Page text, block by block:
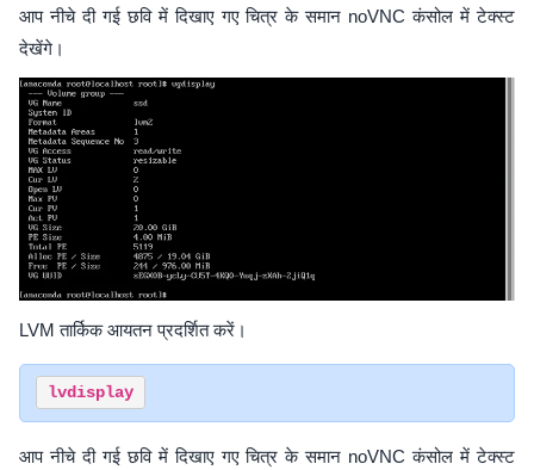
आप नीचे दी गई छवि में दिखाए गए चित्र के समान noVNC कंसोल में टेक्स्ट
देखेंगे।
LVM तार्किक आयतन प्रदर्शित करें।
आप नीचे दी गई छवि में दिखाए गए चित्र के समान noVNC कंसोल में टेक्स्ट